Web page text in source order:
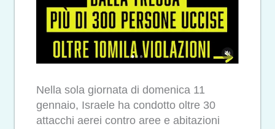
Nella sola giornata di domenica 11
gennaio, Israele ha condotto oltre 30
attacchi aerei contro aree e abitazioni